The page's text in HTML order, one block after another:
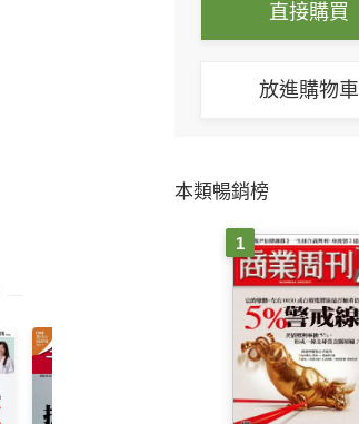
直接購買
放進購物車
本類暢銷榜
1